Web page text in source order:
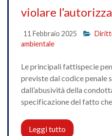
violare
11 Febbraio 2025
ambientale
Le principali fattispecie
previste dal codice penale
dall’abusività della
specificazione del fatto che
Leggi tutto